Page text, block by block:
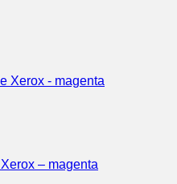
– magenta